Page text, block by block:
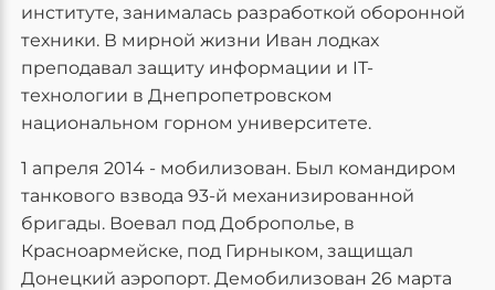
институте, занималась разработкой оборонной
техники. В мирной жизни Иван лодках
преподавал защиту информации и IT-
технологии в Днепропетровском
национальном горном университете.
1 апреля 2014 - мобилизован. Был командиром
танкового взвода 93-й механизированной
бригады. Воевал под Доброполье, в
Красноармейске, под Гирныком, защищал
Донецкий аэропорт. Демобилизован 26 марта